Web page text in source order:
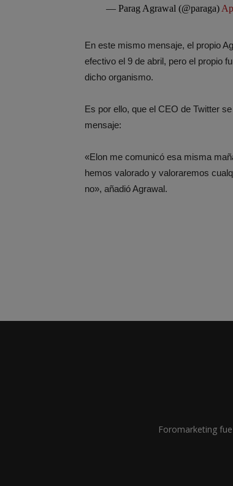
— Parag Agrawal (@paraga)
En este mismo mensaje, el propio
efectivo el 9 de abril, pero el propio
dicho organismo.
Es por ello, que el CEO de Twitter
mensaje:
«Elon me comunicó esa misma
hemos valorado y valoraremos
no», añadió Agrawal.
Foromarketing